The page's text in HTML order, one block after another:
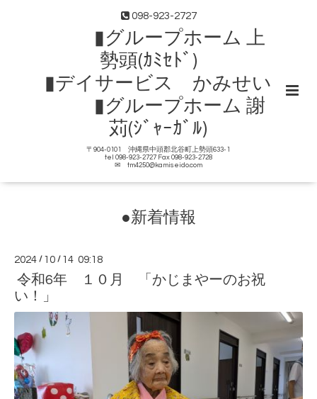
098-923-2727
▮グループホーム 上
勢頭(ｶﾐｾﾄﾞ)
▮デイサービス かみせい
▮グループホーム 謝
苅(ｼﾞｬｰｶﾞﾙ)
〒904-0101 沖縄県中頭郡北谷町上勢頭633-1
tel 098-923-2727 Fax 098-923-2728
✉ tm4250@kamiseido.com
●新着情報
2024 / 10 / 14 09:18
令和6年 １０月 「かじまやーのお祝
い！」